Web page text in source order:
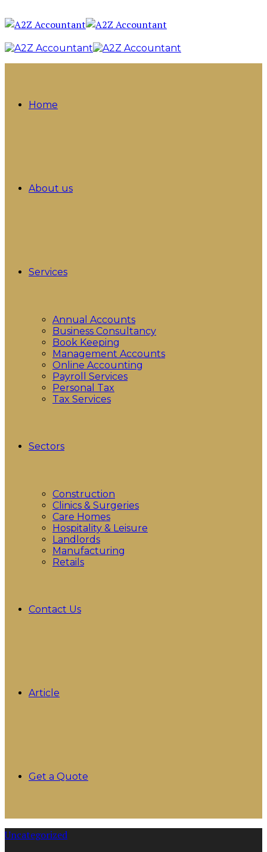
Home
About us
Services
Annual Accounts
Business Consultancy
Book Keeping
Management Accounts
Online Accounting
Payroll Services
Personal Tax
Tax Services
Sectors
Construction
Clinics & Surgeries
Care Homes
Hospitality & Leisure
Landlords
Manufacturing
Retails
Contact Us
Article
Get a Quote
Uncategorized